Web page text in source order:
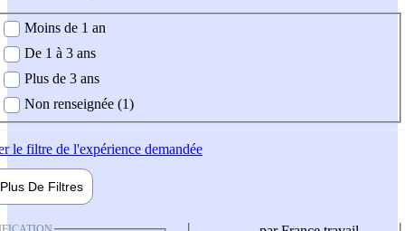
demandée
Moins de 1 an
De 1 à 3 ans
Plus de 3 ans
Non renseignée (1)
le filtre de l'expérience demandée
Plus De Filtres